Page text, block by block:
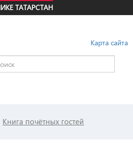
ТАТАРСТАН
Карта сайта
Книга почётных гостей